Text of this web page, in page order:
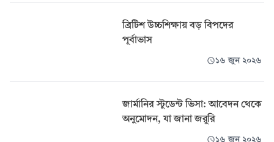
ব্রিটিশ উচ্চশিক্ষায় বড় বিপদের
পূর্বাভাস
১৬ জুন ২০২৬
জার্মানির স্টুডেন্ট ভিসা: আবেদন থেকে
অনুমোদন, যা জানা জরুরি
১৬ জুন ২০২৬